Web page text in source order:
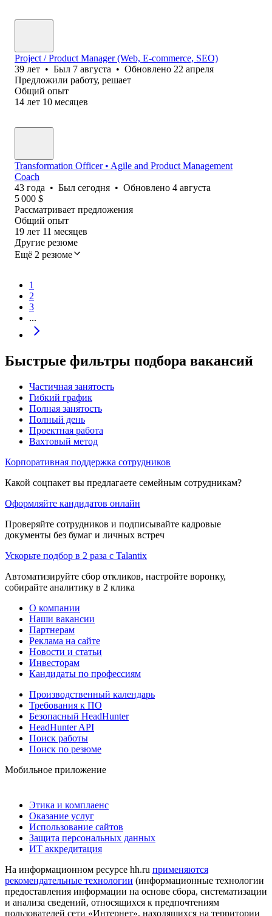
Project / Product Manager (Web, E-commerce, SEO)
39 лет • Был 7 августа • Обновлено 22 апреля
Предложили работу, решает
Общий опыт
14 лет 10 месяцев
Transformation Officer • Agile and Product Management
Coach
43 года • Был сегодня • Обновлено 4 августа
5 000 $
Рассматривает предложения
Общий опыт
19 лет 11 месяцев
Другие резюме
Ещё 2 резюме
1
2
3
...
Быстрые фильтры подбора вакансий
Частичная занятость
Гибкий график
Полная занятость
Полный день
Проектная работа
Вахтовый метод
Корпоративная поддержка сотрудников
Какой соцпакет вы предлагаете семейным сотрудникам?
Оформляйте кандидатов онлайн
Проверяйте сотрудников и подписывайте кадровые
документы без бумаг и личных встреч
Ускорьте подбор в 2 раза с Talantix
Автоматизируйте сбор откликов, настройте воронку,
собирайте аналитику в 2 клика
О компании
Наши вакансии
Партнерам
Реклама на сайте
Новости и статьи
Инвесторам
Кандидаты по профессиям
Производственный календарь
Требования к ПО
Безопасный HeadHunter
HeadHunter API
Поиск работы
Поиск по резюме
Мобильное приложение
Этика и комплаенс
Оказание услуг
Использование сайтов
Защита персональных данных
ИТ аккредитация
На информационном ресурсе hh.ru применяются
рекомендательные технологии (информационные технологии
предоставления информации на основе сбора, систематизации
и анализа сведений, относящихся к предпочтениям
пользователей сети «Интернет», находящихся на территории